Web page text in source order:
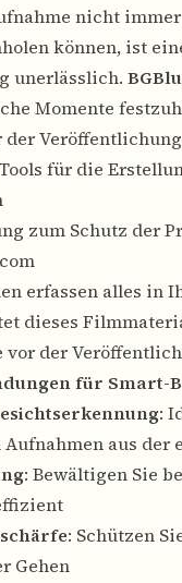
nicht
können, ist
unerlässlich.
Momente
für die
zum Schutz der
erfassen alles in
dieses
vor der
für
:
aus der
: Bewältigen Sie
: Schützen
Gehen